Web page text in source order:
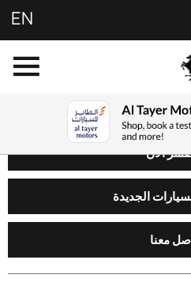
EN
الآن
الجديدة
معنا